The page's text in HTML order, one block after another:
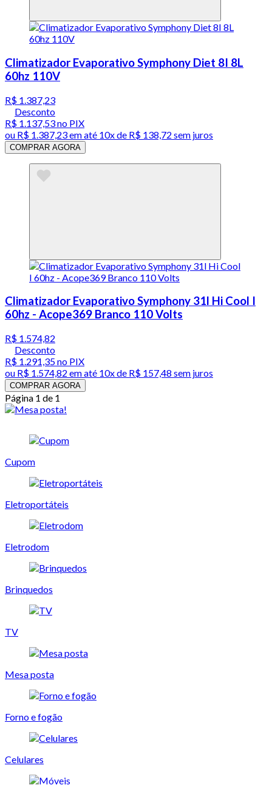
Climatizador Evaporativo Symphony Diet 8I 8L
60hz 110V
R$ 1.387,23
Desconto
R$ 1.137,53no PIX
ou R$ 1.387,23em até 10x de R$ 138,72 sem juros
COMPRAR AGORA
Climatizador Evaporativo Symphony 31l Hi Cool I
60hz - Acope369 Branco 110 Volts
R$ 1.574,82
Desconto
R$ 1.291,35no PIX
ou R$ 1.574,82 em até 10x de R$ 157,48 sem juros
COMPRAR AGORA
Página 1 de 1
Cupom
Eletroportáteis
Eletrodom
Brinquedos
TV
Mesa posta
Forno e fogão
Celulares